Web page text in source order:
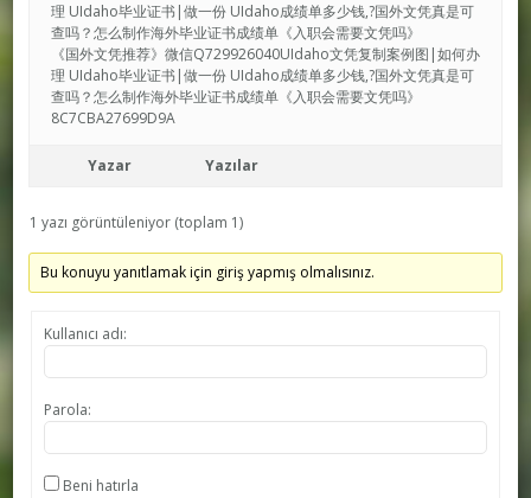
理 UIdaho毕业证书|做一份 UIdaho成绩单多少钱,?国外文凭真是可
查吗？怎么制作海外毕业证书成绩单《入职会需要文凭吗》
《国外文凭推荐》微信Q729926040UIdaho文凭复制案例图|如何办
理 UIdaho毕业证书|做一份 UIdaho成绩单多少钱,?国外文凭真是可
查吗？怎么制作海外毕业证书成绩单《入职会需要文凭吗》
8C7CBA27699D9A
Yazar Yazılar
1 yazı görüntüleniyor (toplam 1)
Bu konuyu yanıtlamak için giriş yapmış olmalısınız.
Kullanıcı adı:
Parola:
Beni hatırla